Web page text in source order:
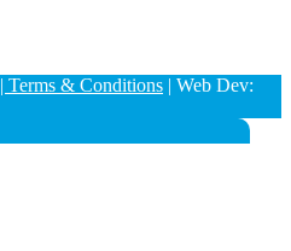
| Terms & Conditions | Web Dev: